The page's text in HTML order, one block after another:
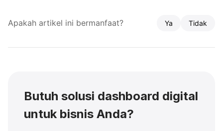
Apakah artikel ini bermanfaat? Ya Tidak
Butuh solusi dashboard digital
untuk bisnis Anda?